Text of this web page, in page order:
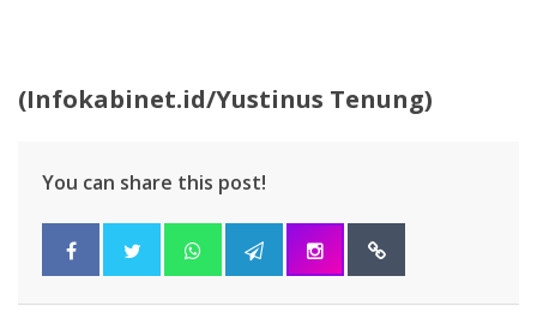
(Infokabinet.id/Yustinus Tenung)
You can share this post!